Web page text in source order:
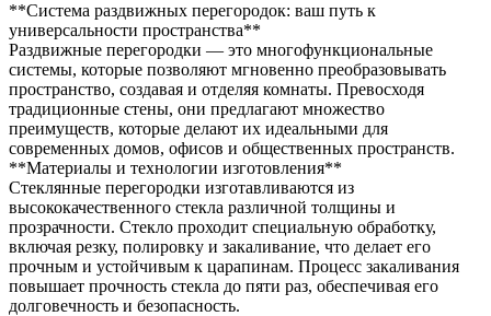
**Система раздвижных перегородок: ваш путь к
универсальности пространства**
Раздвижные перегородки — это многофункциональные
системы, которые позволяют мгновенно преобразовывать
пространство, создавая и отделяя комнаты. Превосходя
традиционные стены, они предлагают множество
преимуществ, которые делают их идеальными для
современных домов, офисов и общественных пространств.
**Материалы и технологии изготовления**
Стеклянные перегородки изготавливаются из
высококачественного стекла различной толщины и
прозрачности. Стекло проходит специальную обработку,
включая резку, полировку и закаливание, что делает его
прочным и устойчивым к царапинам. Процесс закаливания
повышает прочность стекла до пяти раз, обеспечивая его
долговечность и безопасность.